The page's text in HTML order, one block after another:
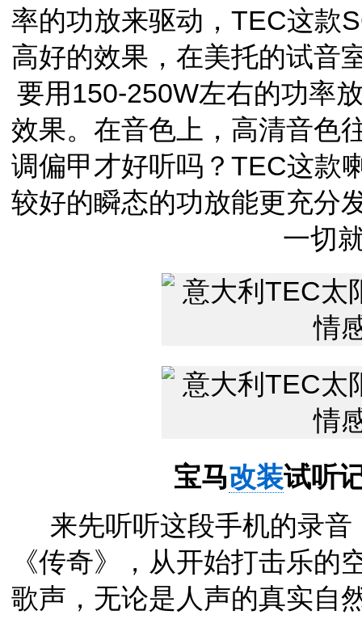
率的功放来驱动，TEC这款
高好的效果，在美托的试音
要用150-250W左右的功率
效果。在音色上，高清音色
调偏甲才好听吗？TEC这款
较好的瞬态的功放能更充分
一切
宝马改装试听
来先听听这段手机的录
《传奇》，从开始打击乐
歌声，无论是人声的真实自